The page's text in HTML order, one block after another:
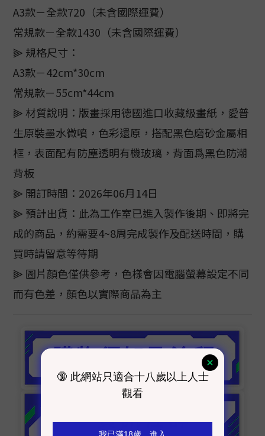
A3款－全款720（未含國際運費）
常規款－全款1430（未含國際運費）
⫸ 規格尺寸：
A3款－42cm*30cm
常規款－55cm*44cm
⫸ 材質說明：版畫採用德國進口收藏級畫紙，愛普
生原裝墨水微噴，色彩還原，搭配黑色磨砂金屬相
框，表面配有防塵透明有機玻璃，背面爲黑色防潮
背板
⫸ 開訂時間：2026年06月14日
⫸ 預計出貨：此為工作室已進入製作後期、即將完
成的商品，約需要4~8周完成製作及配送時間，購
買時請留意等待期
⫸ 圖片顏色僅供參考，色樣會因電腦螢幕設定不同
而有色差，顏色以實際商品為主